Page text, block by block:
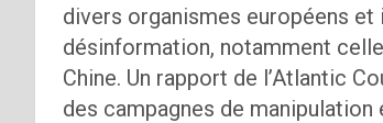
divers organismes européens et
désinformation, notamment
Chine. Un rapport de l’Atlantic
des campagnes de